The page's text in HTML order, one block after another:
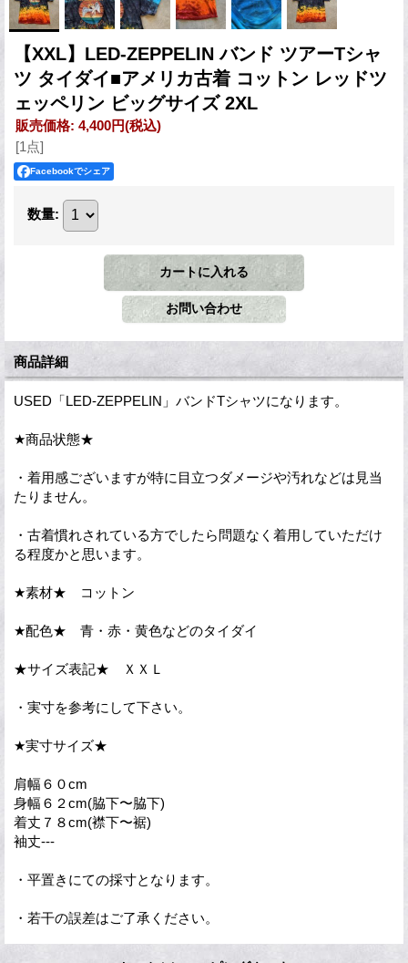
【XXL】LED-ZEPPELIN バンド ツアーTシャ
ツ タイダイ■アメリカ古着 コットン レッドツ
ェッペリン ビッグサイズ 2XL
販売価格: 4,400円(税込)
[1点]
Facebookでシェア
数量:
商品詳細
USED「LED-ZEPPELIN」バンドTシャツになります。
★商品状態★
・着用感ございますが特に目立つダメージや汚れなどは見当
たりません。
・古着慣れされている方でしたら問題なく着用していただけ
る程度かと思います。
★素材★ コットン
★配色★ 青・赤・黄色などのタイダイ
★サイズ表記★ ＸＸＬ
・実寸を参考にして下さい。
★実寸サイズ★
肩幅６０cm
身幅６２cm(脇下〜脇下)
着丈７８cm(襟下〜裾)
袖丈---
・平置きにての採寸となります。
・若干の誤差はご了承ください。